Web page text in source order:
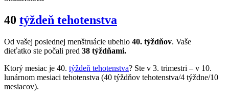
40 týždeň tehotenstva
Od vašej poslednej menštruácie ubehlo 40. týždňov. Vaše
dieťatko ste počali pred 38 týždňami.
Ktorý mesiac je 40. týždeň tehotenstva? Ste v 3. trimestri – v 10.
lunárnom mesiaci tehotenstva (40 týždňov tehotenstva/4 týždne/10
mesiacov).